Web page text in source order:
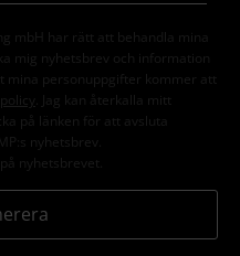
mbH har rätt att behandla mina
mig nyhetsbrev och information
mina personuppgifter kommer att
. Jag kan återkalla mitt
på länken för att avsluta
nyhetsbrev.
nyhetsbrevet.